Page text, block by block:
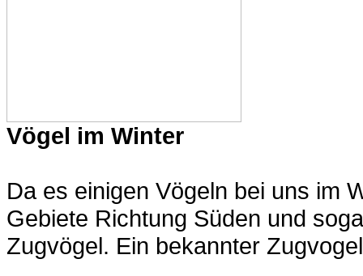
Vögel im Winter
Da es einigen Vögeln bei uns im
Gebiete Richtung Süden und
Zugvögel. Ein bekannter